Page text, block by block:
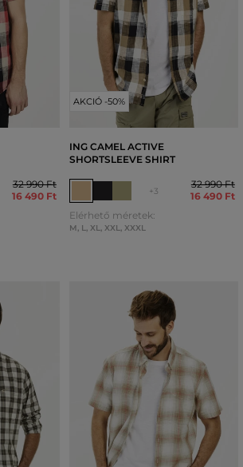
32 990 Ft
16 490 Ft
AKCIÓ -50%
ING CAMEL ACTIVE
SHORTSLEEVE SHIRT
+3
32 990 Ft
16 490 Ft
Elérhető méretek:
M, L, XL, XXL, XXXL